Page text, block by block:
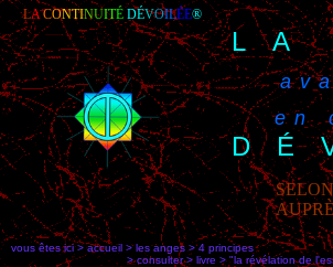
vous êtes ici > accueil > les anges > 4 principes
> consulter > livre > "la révélation de
LA CONTINUITÉ DÉVOILÉE®
LA
en